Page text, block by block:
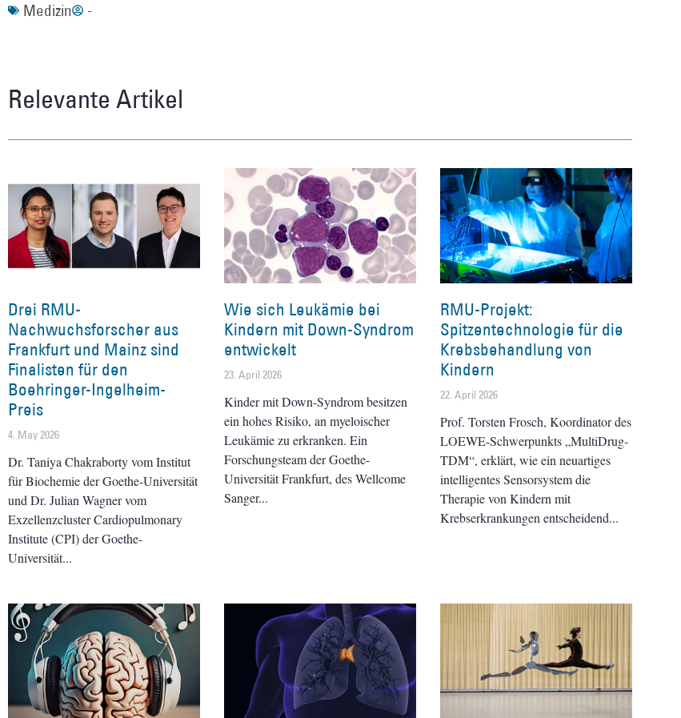
Medizin -
Relevante Artikel
Drei RMU-
Nachwuchsforscher aus
Frankfurt und Mainz sind
Finalisten für den
Boehringer-Ingelheim-
Preis
4. May 2026
Dr. Taniya Chakraborty vom Institut
für Biochemie der Goethe-Universität
und Dr. Julian Wagner vom
Exzellenzcluster Cardiopulmonary
Institute (CPI) der Goethe-
Universität
Wie sich Leukämie bei
Kindern mit Down-Syndrom
entwickelt
23. April 2026
Kinder mit Down-Syndrom besitzen
ein hohes Risiko, an myeloischer
Leukämie zu erkranken. Ein
Forschungsteam der Goethe-
Universität Frankfurt, des Wellcome
Sanger
RMU-Projekt:
Spitzentechnologie für die
Krebsbehandlung von
Kindern
22. April 2026
Prof. Torsten Frosch, Koordinator des
LOEWE-Schwerpunkts „MultiDrug-
TDM“, erklärt, wie ein neuartiges
intelligentes Sensorsystem die
Therapie von Kindern mit
Krebserkrankungen entscheidend